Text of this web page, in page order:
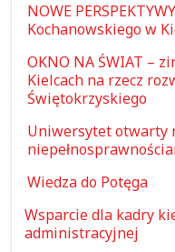
NOWE
Kochanowskiego w
OKNO NA ŚWIAT –
Kielcach na rzecz
Świętokrzyskiego
Uniwersytet otwarty
Wiedza do Potęga
Wsparcie dla kadry
administracyjnej